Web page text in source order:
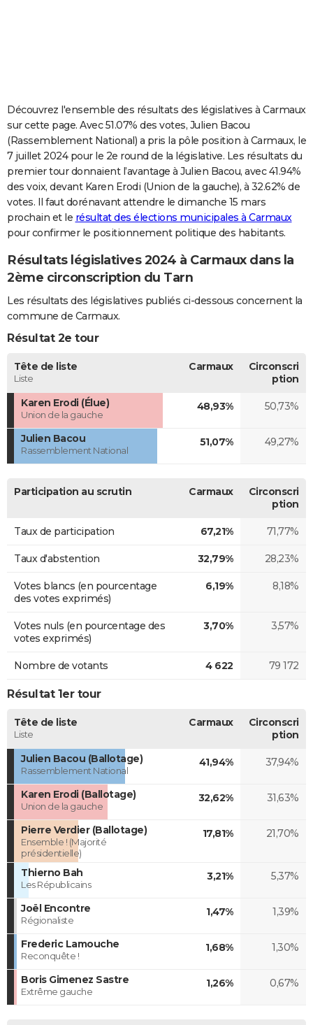
Carte de Noël
Carte Bonne année
Carte Saint-Valentin
Carte Pâques
Carte d'anniversaire
DICTIONNAIRE
Dictionnaire
Biographies
Citations
Expressions
Proverbes
PROGRAMME TV
COPAINS D'AVANT
S'inscrire
Se connecter
Lycées
Collèges
Primaires
Universités
Entreprises
Service militaire
Avis de recherche
AVIS DE DÉCÈS
Découvrez l'ensemble des résultats des législatives à Carmaux
sur cette page. Avec 51.07% des votes, Julien Bacou
(Rassemblement National) a pris la pôle position à Carmaux, le
7 juillet 2024 pour le 2e round de la législative. Les résultats du
premier tour donnaient l’avantage à Julien Bacou, avec 41.94%
des voix, devant Karen Erodi (Union de la gauche), à 32.62% de
votes. Il faut dorénavant attendre le dimanche 15 mars
prochain et le résultat des élections municipales à Carmaux
pour confirmer le positionnement politique des habitants.
Résultats législatives 2024 à Carmaux dans la
2ème circonscription du Tarn
Les résultats des législatives publiés ci-dessous concernent la
commune de Carmaux.
Résultat 2e tour
Tête de liste
Liste
Carmaux
Circonscri
ption
Karen Erodi (Élue)
Union de la gauche
48,93% 50,73%
Julien Bacou
Rassemblement National
51,07% 49,27%
Participation au scrutin Carmaux
Circonscri
ption
Taux de participation 67,21% 71,77%
Taux d'abstention 32,79% 28,23%
Votes blancs (en pourcentage
des votes exprimés)
6,19% 8,18%
Votes nuls (en pourcentage des
votes exprimés)
3,70% 3,57%
Nombre de votants 4 622 79 172
Résultat 1er tour
Tête de liste
Liste
Carmaux
Circonscri
ption
Julien Bacou (Ballotage)
Rassemblement National
41,94% 37,94%
Karen Erodi (Ballotage)
Union de la gauche
32,62% 31,63%
Pierre Verdier (Ballotage)
Ensemble ! (Majorité
présidentielle)
17,81% 21,70%
Thierno Bah
Les Républicains
3,21% 5,37%
Joël Encontre
Régionaliste
1,47% 1,39%
Frederic Lamouche
Reconquête !
1,68% 1,30%
Boris Gimenez Sastre
Extrême gauche
1,26% 0,67%